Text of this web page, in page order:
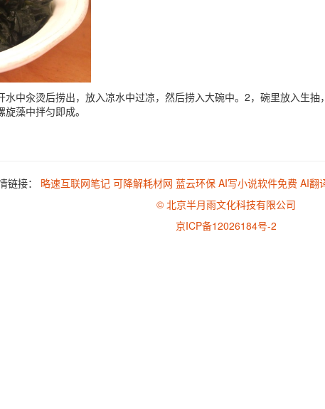
中汆烫后捞出，放入凉水中过凉，然后捞入大碗中。2，碗里放入生抽
藻中拌匀即成。
链接： 略速互联网笔记 可降解耗材网 蓝云环保 AI写小说软件免费 AI翻
© 北京半月雨文化科技有限公司
京ICP备12026184号-2